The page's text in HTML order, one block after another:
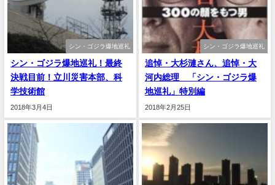
シン・ゴジラ爆地巡礼
シン・ゴジラ爆地巡礼！最終
決戦目前！立川災害本部、科
学技術館
2018年3月4日
シン・ゴジラ爆地巡礼
追悼・大杉漣さん、追悼・大
河内総理 「シン・ゴジラ爆
地巡礼」特別編
2018年2月25日